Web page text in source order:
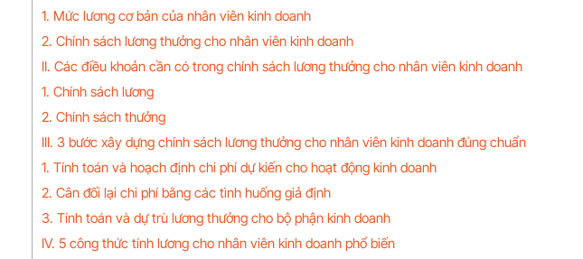
1. Mức lương cơ bản của nhân viên kinh doanh
2. Chính sách lương thưởng cho nhân viên kinh doanh
II. Các điều khoản cần có trong chính sách lương thưởng cho nhân viên kinh doanh
1. Chính sách lương
2. Chính sách thưởng
III. 3 bước xây dựng chính sách lương thưởng cho nhân viên kinh doanh đúng chuẩn
1. Tính toán và hoạch định chi phí dự kiến cho hoạt động kinh doanh
2. Cân đối lại chi phí bằng các tình huống giả định
3. Tính toán và dự trù lương thưởng cho bộ phận kinh doanh
IV. 5 công thức tính lương cho nhân viên kinh doanh phổ biến